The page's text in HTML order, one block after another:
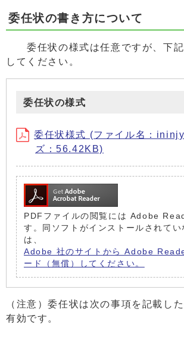
委任状の書き方について
委任状の様式は任意ですが、下記
してください。
委任状の様式
委任状様式 (ファイル名：
ズ：56.42KB)
PDFファイルの閲覧には Adobe
す。同ソフトがインストールされてい
は、
Adobe 社のサイトから Adobe
ード（無償）してください。
（注意）委任状は次の事項を記載し
有効です。